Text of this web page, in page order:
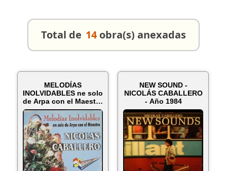
Total de 14 obra(s) anexadas
MELODÍAS
INOLVIDABLES ne solo
de Arpa con el Maestro
NICOLÁS CABA...
NEW SOUND -
NICOLÁS CABALLERO
- Año 1984